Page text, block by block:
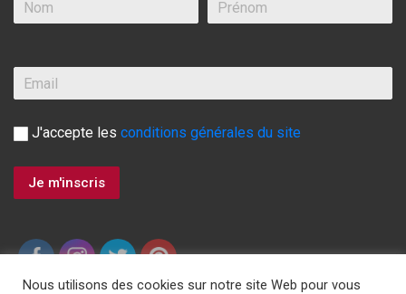
J'accepte les conditions générales du site
Nous utilisons des cookies sur notre site Web pour vous